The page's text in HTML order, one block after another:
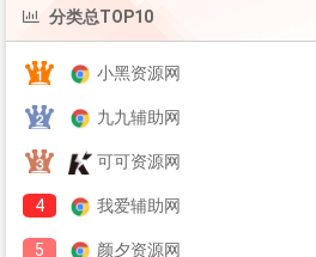
分类总TOP10
小黑资源网
九九辅助网
可可资源网
4 我爱辅助网
5 颜夕资源网